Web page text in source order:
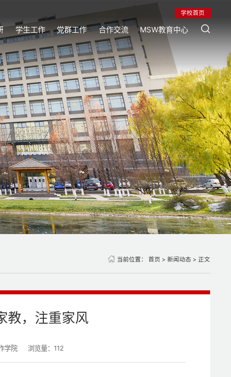
学校首页
学生工作 党群工作 合作交流 MSW教育中心
当前位置： 首页 > 新闻动态 > 正文
教，注重家风
学院 浏览量： 112